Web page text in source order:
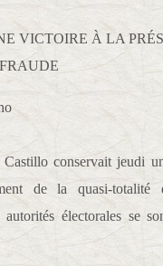
VICTOIRE À LA
conservait jeudi
de la quasi-totalité
électorales se